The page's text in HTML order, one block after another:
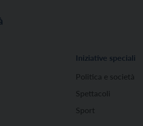
Iniziative speciali
Politica e società
Spettacoli
Sport